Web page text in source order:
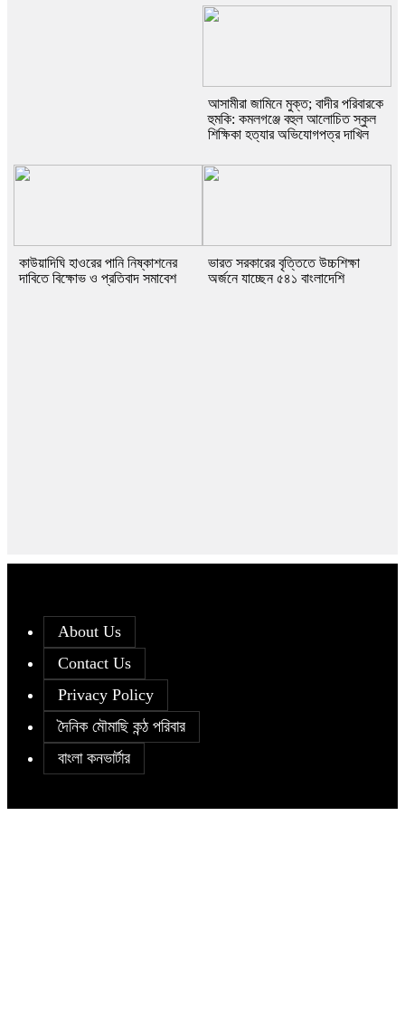
আসামীরা জামিনে মুক্ত; বাদীর পরিবারকে
হুমকি: কমলগঞ্জে বহুল আলোচিত স্কুল
শিক্ষিকা হত্যার অভিযোগপত্র দাখিল
কাউয়াদিঘি হাওরের পানি নিষ্কাশনের
দাবিতে বিক্ষোভ ও প্রতিবাদ সমাবেশ
ভারত সরকারের বৃত্তিতে উচ্চশিক্ষা
অর্জনে যাচ্ছেন ৫৪১ বাংলাদেশি
About Us
Contact Us
Privacy Policy
দৈনিক মৌমাছি কন্ঠ পরিবার
বাংলা কনভার্টার